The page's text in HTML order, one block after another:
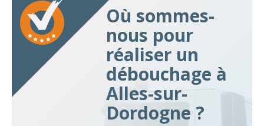
Où sommes-
nous pour
réaliser un
débouchage à
Alles-sur-
Dordogne ?